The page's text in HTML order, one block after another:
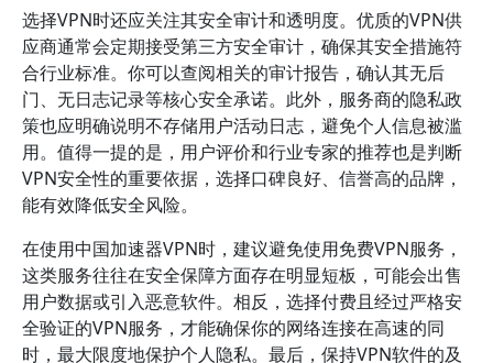
选择VPN时还应关注其安全审计和透明度。优质的VPN供
应商通常会定期接受第三方安全审计，确保其安全措施符
合行业标准。你可以查阅相关的审计报告，确认其无后
门、无日志记录等核心安全承诺。此外，服务商的隐私政
策也应明确说明不存储用户活动日志，避免个人信息被滥
用。值得一提的是，用户评价和行业专家的推荐也是判断
VPN安全性的重要依据，选择口碑良好、信誉高的品牌，
能有效降低安全风险。
在使用中国加速器VPN时，建议避免使用免费VPN服务，
这类服务往往在安全保障方面存在明显短板，可能会出售
用户数据或引入恶意软件。相反，选择付费且经过严格安
全验证的VPN服务，才能确保你的网络连接在高速的同
时，最大限度地保护个人隐私。最后，保持VPN软件的及